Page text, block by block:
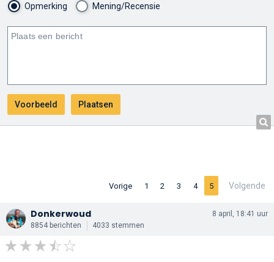
Opmerking Mening/Recensie
Vorige 1 2 3 4 5 Volgende
Donkerwoud
8854 berichten 4033 stemmen
8 april, 18:41 uur